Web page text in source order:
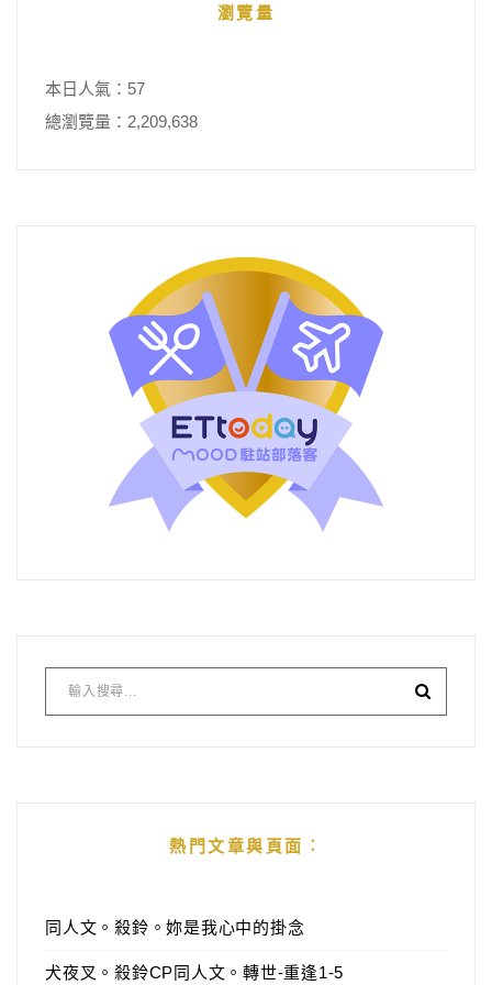
瀏覽量
本日人氣：57
總瀏覽量：2,209,638
熱門文章與頁面︰
同人文。殺鈴。妳是我心中的掛念
犬夜叉。殺鈴CP同人文。轉世-重逢1-5